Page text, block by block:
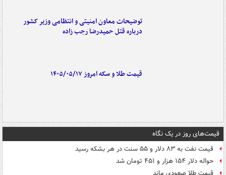
توضیحات معاون امنیتی و انتظامی وزیر کشور
درباره قتل حمیدرضا رجب زاده
قیمت طلا و سکه امروز ۱۴۰۵/۰۵/۱۷
قیمت‌های روز در یک نگاه
قیمت نفت به ۸۳ دلار و ۵۵ سنت در هر بشکه رسید
حواله دلار ۱۵۴ هزار و ۴۵۱ تومان شد
قیمت طلا صعودی ماند